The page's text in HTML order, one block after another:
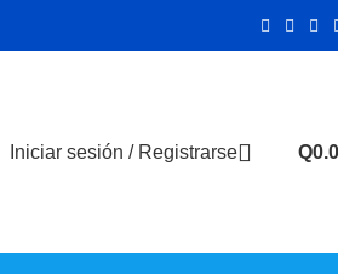
Iniciar sesión / Registrarse Q